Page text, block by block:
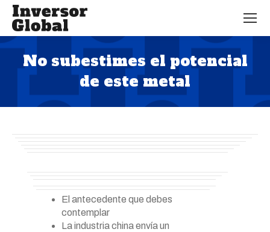
No subestimes el potencial
de este metal
Estás aquí:
El antecedente que debes
contemplar
La industria china envía un